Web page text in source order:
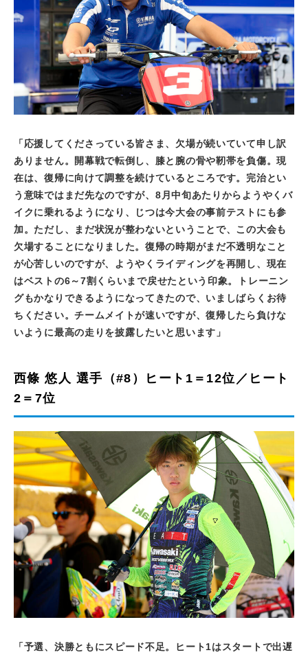
「応援してくださっている皆さま、欠場が続いていて申し訳
ありません。開幕戦で転倒し、膝と腕の骨や靭帯を負傷。現
在は、復帰に向けて調整を続けているところです。完治とい
う意味ではまだ先なのですが、 8 月中旬あたりからようやくバ
イクに乗れるようになり、じつは今大会の事前テストにも参
加。ただし、まだ状況が整わないということで、この大会も
欠場することになりました。復帰の時期がまだ不透明なこと
が心苦しいのですが、ようやくライディングを再開し、現在
はベストの6～7割くらいまで戻せたという印象。トレーニン
グもかなりできるようになってきたので、いましばらくお待
ちください。チームメイトが速いですが、復帰したら負けな
いように最高の走りを披露したいと思います」
西條 悠人 選手（#8）ヒート1＝12位／ヒート
2＝7位
「予選、決勝ともにスピード不足。ヒート1はスタートで出遅